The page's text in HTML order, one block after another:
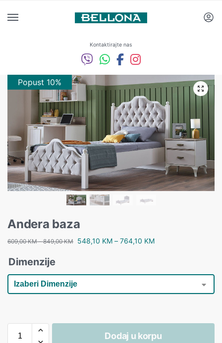
Kontaktirajte nas
Popust 10%
Andera baza
609,00KM – 849,00KM 548,10 KM – 764,10 KM
Dimenzije
Dodaj u korpu